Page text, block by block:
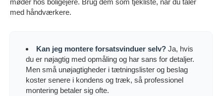
møder hos boligejere. Brug dem som tjekliste, når du taler
med håndværkere.
Kan jeg montere forsatsvinduer selv? Ja, hvis
du er nøjagtig med opmåling og har sans for detaljer.
Men små unøjagtigheder i tætningslister og beslag
koster senere i kondens og træk, så professionel
montering betaler sig ofte.